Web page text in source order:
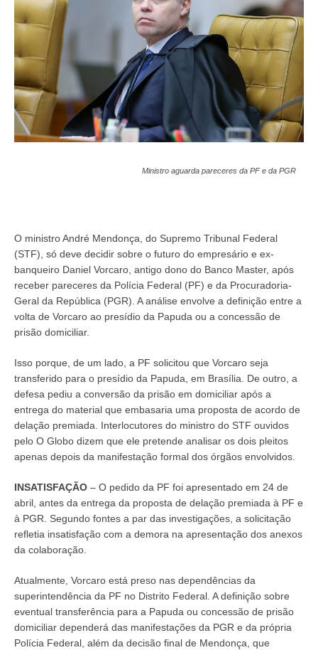
Ministro aguarda pareceres da PF e da PGR
O ministro André Mendonça, do Supremo Tribunal Federal
(STF), só deve decidir sobre o futuro do empresário e ex-
banqueiro Daniel Vorcaro, antigo dono do Banco Master, após
receber pareceres da Polícia Federal (PF) e da Procuradoria-
Geral da República (PGR). A análise envolve a definição entre a
volta de Vorcaro ao presídio da Papuda ou a concessão de
prisão domiciliar.
Isso porque, de um lado, a PF solicitou que Vorcaro seja
transferido para o presídio da Papuda, em Brasília. De outro, a
defesa pediu a conversão da prisão em domiciliar após a
entrega do material que embasaria uma proposta de acordo de
delação premiada. Interlocutores do ministro do STF ouvidos
pelo O Globo dizem que ele pretende analisar os dois pleitos
apenas depois da manifestação formal dos órgãos envolvidos.
INSATISFAÇÃO – O pedido da PF foi apresentado em 24 de
abril, antes da entrega da proposta de delação premiada à PF e
à PGR. Segundo fontes a par das investigações, a solicitação
refletia insatisfação com a demora na apresentação dos anexos
da colaboração.
Atualmente, Vorcaro está preso nas dependências da
superintendência da PF no Distrito Federal. A definição sobre
eventual transferência para a Papuda ou concessão de prisão
domiciliar dependerá das manifestações da PGR e da própria
Polícia Federal, além da decisão final de Mendonça, que